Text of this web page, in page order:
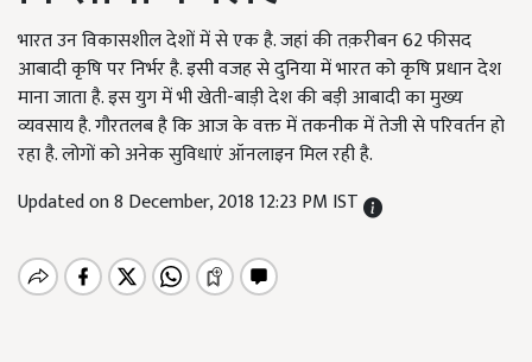
भारत उन विकासशील देशों में से एक है. जहां की तक़रीबन 62 फीसद
आबादी कृषि पर निर्भर है. इसी वजह से दुनिया में भारत को कृषि प्रधान देश
माना जाता है. इस युग में भी खेती-बाड़ी देश की बड़ी आबादी का मुख्य
व्यवसाय है. गौरतलब है कि आज के वक्त में तकनीक में तेजी से परिवर्तन हो
रहा है. लोगों को अनेक सुविधाएं ऑनलाइन मिल रही है.
Updated on 8 December, 2018 12:23 PM IST